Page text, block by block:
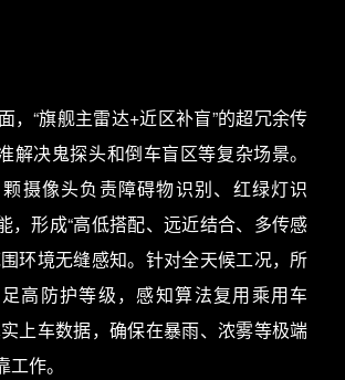
“旗舰主雷达+近区补盲”的超冗余传
解决鬼探头和倒车盲区等复杂场景。
摄像头负责障碍物识别、红绿灯识
，形成“高低搭配、远近结合、多传感
环境无缝感知。针对全天候工况，所
高防护等级，感知算法复用乘用车
上车数据，确保在暴雨、浓雾等极端
作。